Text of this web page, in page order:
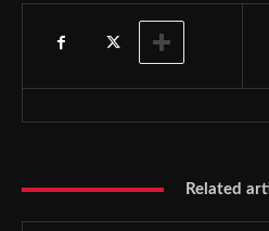
Related